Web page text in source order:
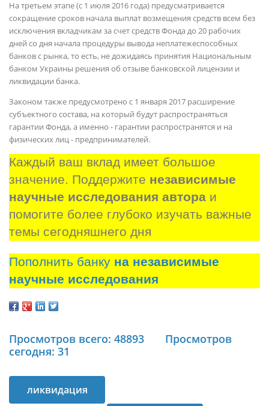
На третьем этапе (с 1 июля 2016 года) предусматривается
сокращение сроков начала выплат возмещения средств всем без
исключения вкладчикам за счет средств Фонда до 20 рабочих
дней со дня начала процедуры вывода неплатежеспособных
банков с рынка, то есть, не дожидаясь принятия Национальным
банком Украины решения об отзыве банковской лицензии и
ликвидации банка.
Законом также предусмотрено с 1 января 2017 расширение
субъектного состава, на который будут распространяться
гарантии Фонда, а именно - гарантии распространятся и на
физических лиц - предпринимателей.
Каждый ваш вклад имеет большое
значение. Поддержите независимые
научные исследования автора и
помогите более глубоко изучать важные
темы сегодняшнего дня
Пополнить банку на независимые
научные исследования
Просмотров всего: 48893
Просмотров
сегодня: 31
ликвидация